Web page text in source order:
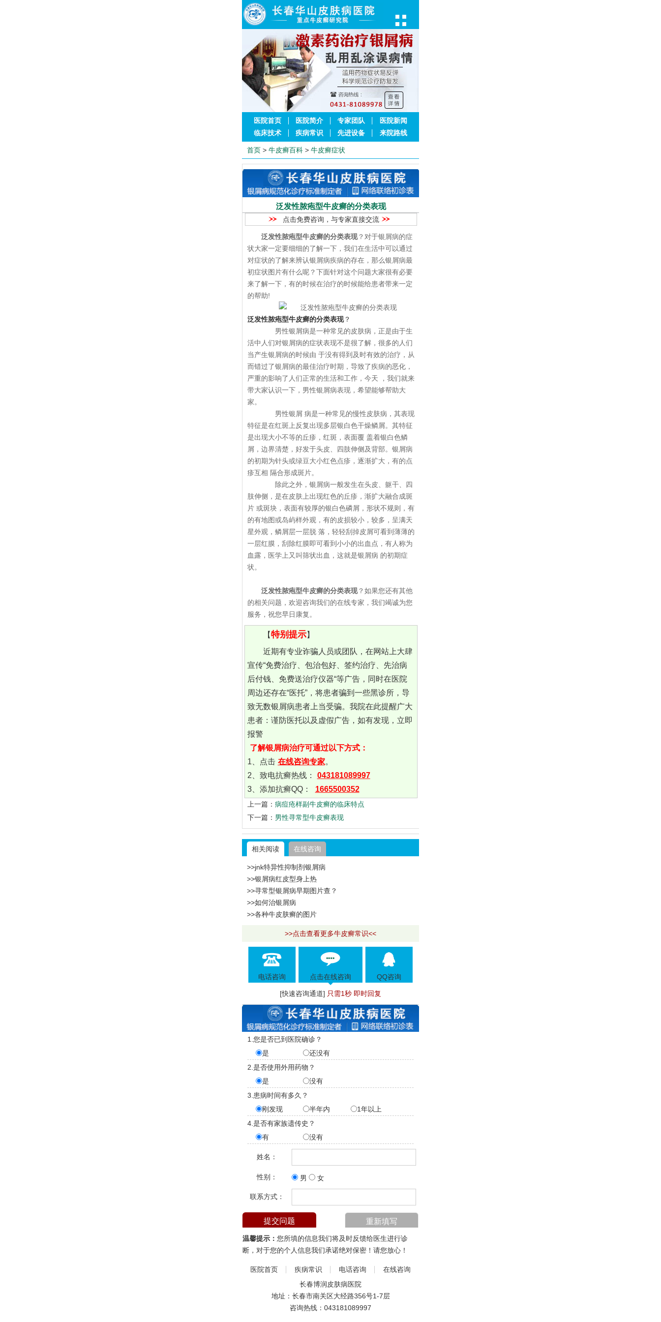
医院首页 医院简介 专家团队
医院新闻
临床技术
疾病常识 先进设备 来院路线
首页 > 牛皮癣百科 > 牛皮癣症状
泛发性脓疱型牛皮癣的分类表现
点击免费咨询，与专家直接交流
泛发性脓疱型牛皮癣的分类表现？对于银屑病的症
状大家一定要细细的了解一下，我们在生活中可以通过
对症状的了解来辨认银屑病疾病的存在，那么银屑病最
初症状图片有什么呢？下面针对这个问题大家很有必要
来了解一下，有的时候在治疗的时候能给患者带来一定
的帮助!
泛发性脓疱型牛皮癣的分类表现？
男性银屑病是一种常见的皮肤病，正是由于生
活中人们对银屑病的症状表现不是很了解，很多的人们
当产生银屑病的时候由 于没有得到及时有效的治疗，从
而错过了银屑病的最佳治疗时期，导致了疾病的恶化，
严重的影响了人们正常的生活和工作，今天 ，我们就来
带大家认识一下，男性银屑病表现，希望能够帮助大
家。
男性银屑 病是一种常见的慢性皮肤病，其表现
特征是在红斑上反复出现多层银白色干燥鳞屑。其特征
是出现大小不等的丘疹，红斑，表面覆 盖着银白色鳞
屑，边界清楚，好发于头皮、四肢伸侧及背部。银屑病
的初期为针头或绿豆大小红色点疹，逐渐扩大，有的点
疹互相 隔合形成斑片。
除此之外，银屑病一般发生在头皮、躯干、四
肢伸侧，是在皮肤上出现红色的丘疹，渐扩大融合成斑
片 或斑块，表面有较厚的银白色磷屑，形状不规则，有
的有地图或岛屿样外观，有的皮损较小，较多，呈满天
星外观，鳞屑层一层脱 落，轻轻刮掉皮屑可看到薄薄的
一层红膜，刮除红膜即可看到小小的出血点，有人称为
血露，医学上又叫筛状出血，这就是银屑病 的初期症
状。
泛发性脓疱型牛皮癣的分类表现？如果您还有其他
的相关问题，欢迎咨询我们的在线专家，我们竭诚为您
服务，祝您早日康复。
【特别提示】
近期有专业诈骗人员或团队，在网站上大肆
宣传“免费治疗、包治包好、签约治疗、先治病
后付钱、免费送治疗仪器“等广告，同时在医院
周边还存在“医托”，将患者骗到一些黑诊所，导
致无数银屑病患者上当受骗。我院在此提醒广大
患者：谨防医托以及虚假广告，如有发现，立即
报警
了解银屑病治疗可通过以下方式：
1、点击 在线咨询专家。
2、致电抗癣热线：
043181089997
3、添加抗癣QQ：
1665500352
上一篇： 病痘疮样副牛皮癣的临床特点
下一篇： 男性寻常型牛皮癣表现
相关阅读 在线咨询
>>jnk特异性抑制剂银屑病
>>银屑病红皮型身上热
>>寻常型银屑病早期图片查？
>>如何治银屑病
>>各种牛皮肤癣的图片
>>点击查看更多牛皮癣常识<<
电话咨询 点击在线咨询 QQ咨询
[快速咨询通道] 只需1秒 即时回复
1.您是否已到医院确诊？
是
还没有
2.是否使用外用药物？
是
没有
3.患病时间有多久？
刚发现
半年内
1年以上
4.是否有家族遗传史？
有
没有
姓名：
性别： 男 女
联系方式：
温馨提示： 您所填的信息我们将及时反馈给医生进行诊
断，对于您的个人信息我们承诺绝对保密！请您放心！
医院首页 疾病常识 电话咨询
在线咨询
长春博润皮肤病医院
地址：长春市南关区大经路356号1-7层
咨询热线： 043181089997